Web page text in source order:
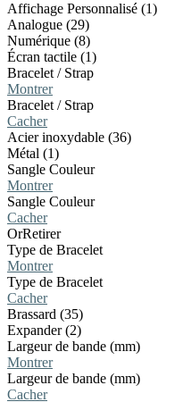
Affichage Personnalisé (1)
Analogue (29)
Numérique (8)
Écran tactile (1)
Bracelet / Strap
Montrer
Bracelet / Strap
Cacher
Acier inoxydable (36)
Métal (1)
Sangle Couleur
Montrer
Sangle Couleur
Cacher
OrRetirer
Type de Bracelet
Montrer
Type de Bracelet
Cacher
Brassard (35)
Expander (2)
Largeur de bande (mm)
Montrer
Largeur de bande (mm)
Cacher